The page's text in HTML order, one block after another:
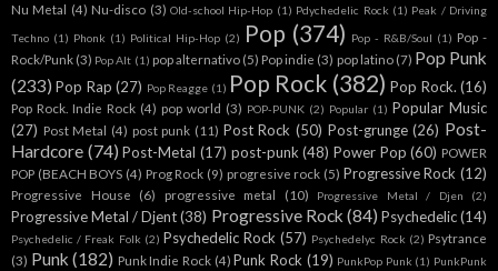
Nu Metal (4) Nu-disco (3) Old-school Hip-Hop (1) Pdychedelic Rock (1) Peak / Driving
Techno (1) Phonk (1) Political Hip-Hop (2) Pop (374) Pop - R&B/Soul (1) Pop -
Rock/Punk (3) Pop Alt (1) pop alternativo (5) Pop indie (3) pop latino (7) Pop Punk
(233) Pop Rap (27) Pop Reagge (1) Pop Rock (382) Pop Rock. (16)
Pop Rock. Indie Rock (4) pop world (3) POP-PUNK (2) Popular (1) Popular Music
(27) Post Metal (4) post punk (11) Post Rock (50) Post-grunge (26) Post-
Hardcore (74) Post-Metal (17) post-punk (48) Power Pop (60) POWER
POP (BEACH BOYS (4) Prog Rock (9) progresive rock (5) Progressive Rock (12)
Progressive House (6) progressive metal (10) Progressive Metal / Djen (2)
Progressive Metal / Djent (38) Progressive Rock (84) Psychedelic(14)
Psychedelic / Freak Folk (2) Psychedelic Rock (57) Psychedelyc Rock (2) Psytrance
(3) Punk (182) Punk Indie Rock (4) Punk Rock (19) PunkPop Punk (1) PunkPunk